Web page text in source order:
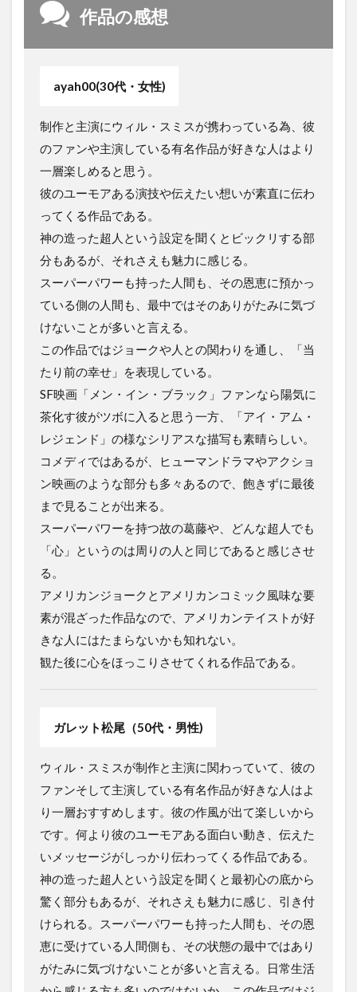
作品の感想
ayah00(30代・女性)
制作と主演にウィル・スミスが携わっている為、彼
のファンや主演している有名作品が好きな人はより
一層楽しめると思う。
彼のユーモアある演技や伝えたい想いが素直に伝わ
ってくる作品である。
神の造った超人という設定を聞くとビックリする部
分もあるが、それさえも魅力に感じる。
スーパーパワーも持った人間も、その恩恵に預かっ
ている側の人間も、最中ではそのありがたみに気づ
けないことが多いと言える。
この作品ではジョークや人との関わりを通し、「当
たり前の幸せ」を表現している。
SF映画「メン・イン・ブラック」ファンなら陽気に
茶化す彼がツボに入ると思う一方、「アイ・アム・
レジェンド」の様なシリアスな描写も素晴らしい。
コメディではあるが、ヒューマンドラマやアクショ
ン映画のような部分も多々あるので、飽きずに最後
まで見ることが出来る。
スーパーパワーを持つ故の葛藤や、どんな超人でも
「心」というのは周りの人と同じであると感じさせ
る。
アメリカンジョークとアメリカンコミック風味な要
素が混ざった作品なので、アメリカンテイストが好
きな人にはたまらないかも知れない。
観た後に心をほっこりさせてくれる作品である。
ガレット松尾（50代・男性)
ウィル・スミスが制作と主演に関わっていて、彼の
ファンそして主演している有名作品が好きな人はよ
り一層おすすめします。彼の作風が出て楽しいから
です。何より彼のユーモアある面白い動き、伝えた
いメッセージがしっかり伝わってくる作品である。
神の造った超人という設定を聞くと最初心の底から
驚く部分もあるが、それさえも魅力に感じ、引き付
けられる。スーパーパワーも持った人間も、その恩
恵に受けている人間側も、その状態の最中ではあり
がたみに気づけないことが多いと言える。日常生活